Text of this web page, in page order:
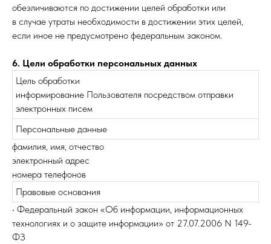
обезличиваются по достижении целей обработки или
в случае утраты необходимости в достижении этих целей,
если иное не предусмотрено федеральным законом.
6. Цели обработки персональных данных
Цель обработки
информирование Пользователя посредством отправки
электронных писем
Персональные данные
фамилия, имя, отчество
электронный адрес
номера телефонов
Правовые основания
• Федеральный закон «Об информации, информационных
технологиях и о защите информации» от 27.07.2006 N 149-
ФЗ